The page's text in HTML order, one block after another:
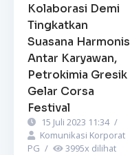
Kolaborasi Demi
Tingkatkan
Suasana Harmonis
Antar Karyawan,
Petrokimia Gresik
Gelar Corsa
Festival
15 Juli 2023 11:34 /
Komunikasi Korporat
PG / 3995x dilihat